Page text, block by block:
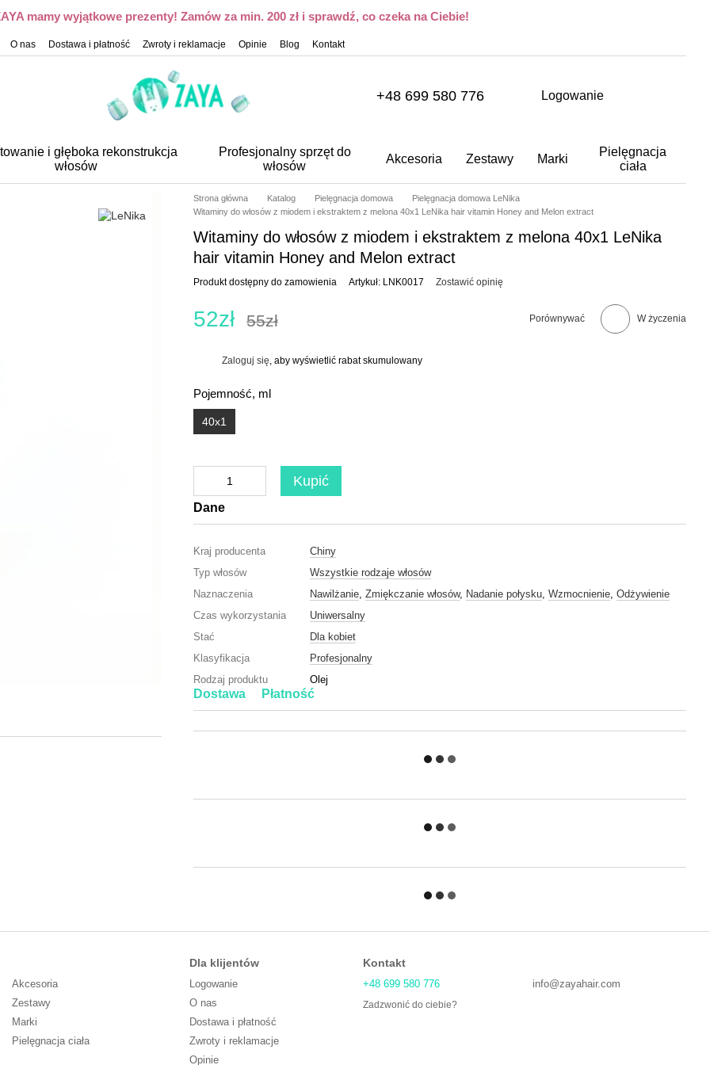
mamy wyjątkowe prezenty! Zamów za min. 200 zł i sprawdź, co czeka na Ciebie!
O nas Dostawa i płatność Zwroty i reklamacje Opinie Blog Kontakt
+48 699 580 776 Logowanie
i głęboka rekonstrukcja
włosów
Profesjonalny sprzęt do
włosów
Akcesoria Zestawy Marki
Pielęgnacja
ciała
Strona główna Katalog Pielęgnacja domowa
Pielęgnacja domowa LeNika
Witaminy do włosów z miodem i ekstraktem z melona 40x1 LeNika hair vitamin Honey and Melon extract
Witaminy do włosów z miodem i ekstraktem z melona 40x1 LeNika
hair vitamin Honey and Melon extract
Produkt dostępny do zamowienia Artykuł: LNK0017 Zostawić opinię
52zł 55zł Porównywać W życzenia
Zaloguj się , aby wyświetlić rabat skumulowany
Pojemność, ml
40х1
Kupić
Dane
Kraj producenta
Chiny
Typ włosów
Wszystkie rodzaje włosów
Naznaczenia
Nawilżanie, Zmiękczanie włosów, Nadanie połysku, Wzmocnienie, Odżywienie
Czas wykorzystania
Uniwersalny
Stać
Dla kobiet
Klasyfikacja
Profesjonalny
Rodzaj produktu
Olej
Dostawa Płatność
Akcesoria
Zestawy
Marki
Pielęgnacja ciała
Dla klijentów
Logowanie
O nas
Dostawa i płatność
Zwroty i reklamacje
Opinie
Kontakt
+48 699 580 776
Zadzwonić do ciebie?
info@zayahair.com